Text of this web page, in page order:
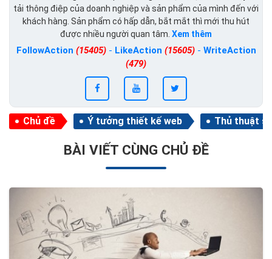
tải thông điệp của doanh nghiệp và sản phẩm của mình đến với
khách hàng. Sản phẩm có hấp dẫn, bắt mắt thì mới thu hút
được nhiều người quan tâm. Xem thêm
FollowAction (15405)- LikeAction (15605)- WriteAction
(479)
Chủ đề Ý tưởng thiết kế web Thủ thuật
BÀI VIẾT CÙNG CHỦ ĐỀ